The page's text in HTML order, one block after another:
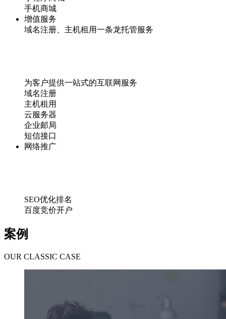
手机商城
增值服务
域名注册、主机租用一条龙托管服务
为客户提供一站式的互联网服务
域名注册
主机租用
云服务器
企业邮局
短信接口
网络推广
SEO优化排名
百度竞价开户
案例
OUR CLASSIC CASE